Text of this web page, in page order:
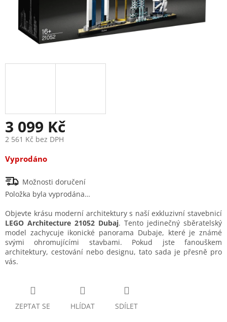
3 099 Kč
2 561 Kč bez DPH
cena:
Vyprodáno
Možnosti doručení
Položka byla vyprodána…
Objevte krásu moderní architektury s naší exkluzivní stavebnicí
LEGO Architecture 21052 Dubaj. Tento jedinečný sběratelský
model zachycuje ikonické panorama Dubaje, které je známé
svými ohromujícími stavbami. Pokud jste fanouškem
architektury, cestování nebo designu, tato sada je přesně pro
vás.
ZEPTAT SE HLÍDAT SDÍLET